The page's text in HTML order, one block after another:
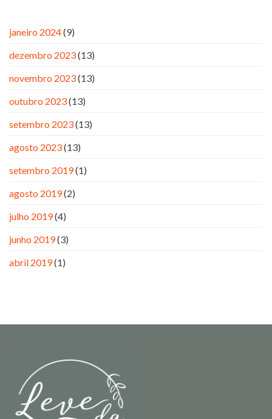
janeiro 2024(9)
dezembro 2023(13)
novembro 2023(13)
outubro 2023(13)
setembro 2023(13)
agosto 2023(13)
setembro 2019(1)
agosto 2019(2)
julho 2019(4)
junho 2019(3)
abril 2019(1)